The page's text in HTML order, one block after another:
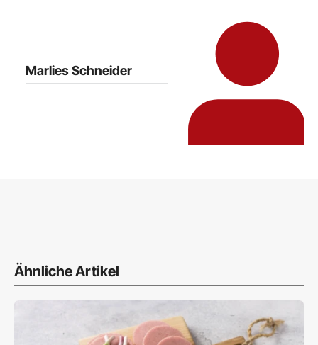
Marlies Schneider
Ähnliche Artikel